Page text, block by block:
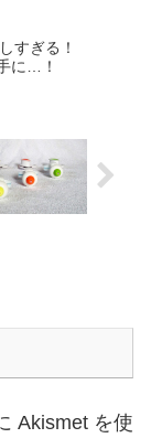
すぎる！
に…！
Akismet を使